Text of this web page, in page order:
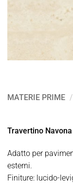
MATERIE PRIME /
Travertino Navona
Adatto per
esterni.
Finiture: lucido-